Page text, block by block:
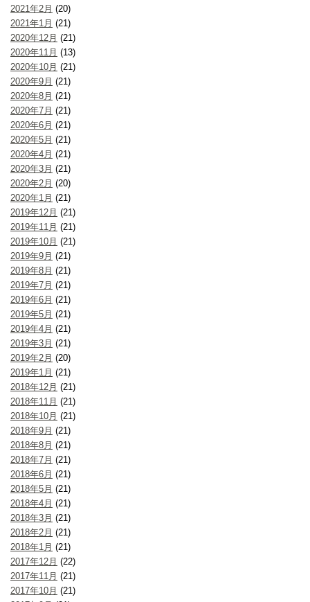
2021年2月 (20)
2021年1月 (21)
2020年12月 (21)
2020年11月 (13)
2020年10月 (21)
2020年9月 (21)
2020年8月 (21)
2020年7月 (21)
2020年6月 (21)
2020年5月 (21)
2020年4月 (21)
2020年3月 (21)
2020年2月 (20)
2020年1月 (21)
2019年12月 (21)
2019年11月 (21)
2019年10月 (21)
2019年9月 (21)
2019年8月 (21)
2019年7月 (21)
2019年6月 (21)
2019年5月 (21)
2019年4月 (21)
2019年3月 (21)
2019年2月 (20)
2019年1月 (21)
2018年12月 (21)
2018年11月 (21)
2018年10月 (21)
2018年9月 (21)
2018年8月 (21)
2018年7月 (21)
2018年6月 (21)
2018年5月 (21)
2018年4月 (21)
2018年3月 (21)
2018年2月 (21)
2018年1月 (21)
2017年12月 (22)
2017年11月 (21)
2017年10月 (21)